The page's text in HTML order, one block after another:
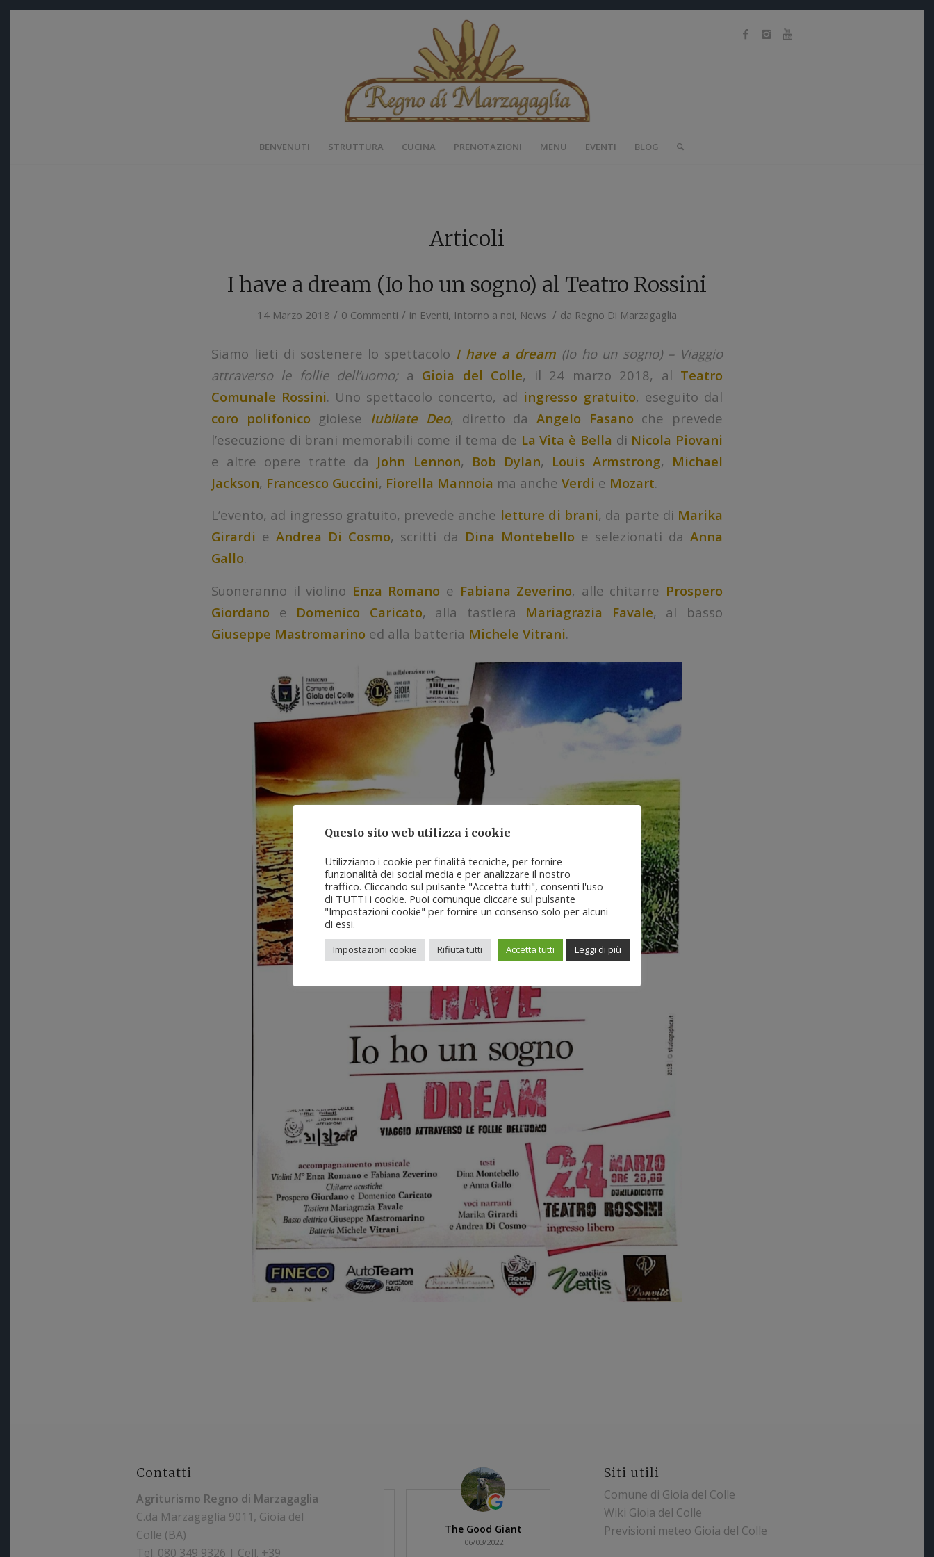
BENVENUTI STRUTTURA CUCINA PRENOTAZIONI MENU EVENTI BLOG
Articoli
I have a dream (Io ho un sogno) al Teatro Rossini
14 Marzo 2018 / 0 Commenti / in Eventi, Intorno a noi, News / da Regno Di Marzagaglia
Siamo lieti di sostenere lo spettacolo I have a dream (Io ho un sogno) – Viaggio
attraverso le follie dell’uomo;a Gioia del Colle, il 24 marzo 2018, al Teatro
Comunale Rossini. Uno spettacolo concerto, ad ingresso gratuito, eseguito dal
coro polifonico gioiese Iubilate Deo, diretto da Angelo Fasano che prevede
l’esecuzione di brani memorabili come il tema de La Vita è Bella di Nicola Piovani
e altre opere tratte da John Lennon, Bob Dylan, Louis Armstrong, Michael
Jackson, Francesco Guccini, Fiorella Mannoia ma anche Verdi e Mozart.
L’evento, ad ingresso gratuito, prevede anche letture di brani, da parte di Marika
Girardi eAndrea Di Cosmo, scritti da Dina Montebello e selezionati daAnna
Gallo.
Suoneranno il violino Enza Romano e Fabiana Zeverino, alle chitarre Prospero
Giordano e Domenico Caricato, alla tastiera Mariagrazia Favale, al basso
Giuseppe Mastromarino ed alla batteria Michele Vitrani.
Contatti
Agriturismo Regno di Marzagaglia
C.da Marzagaglia 9011, Gioia del
Colle (BA)
Tel. 080 349 9326 | Cell. +39
The Good Giant
06/03/2022
Simona Paparella
Siti utili
Comune di Gioia del Colle
Wiki Gioia del Colle
Previsioni meteo Gioia del Colle
Questo sito web utilizza i cookie
Utilizziamo i cookie per finalità tecniche, per fornire
funzionalità dei social media e per analizzare il nostro
traffico. Cliccando sul pulsante "Accetta tutti", consenti l'uso
di TUTTI i cookie. Puoi comunque cliccare sul pulsante
"Impostazioni cookie" per fornire un consenso solo per alcuni
di essi.
Impostazioni cookie Rifiuta tutti Accetta tutti Leggi di più